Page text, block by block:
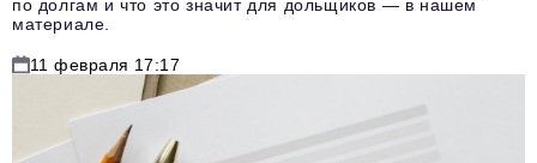
по долгам и что это значит для дольщиков — в нашем
материале.
11 февраля 17:17